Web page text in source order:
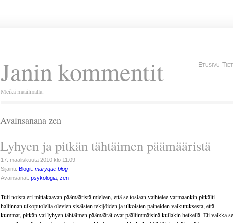
Janin kommentit
Meikä maailmalla.
Etusivu
Avainsanana zen
Lyhyen ja pitkän tähtäimen päämääristä
17. maaliskuuta 2010 klo 11.09
Sijainti: Blogit: maryque blog
Avainsanat: psykologia, zen
Tuli noista eri mittakaavan päämääristä mieleen, että se tosiaan vaihtelee varmaankin pitkälti
hallinnan ulkopuolella olevien sisäisten tekijöiden ja ulkoisten paineiden vaikutuksesta, että
kummat, pitkän vai lyhyen tähtäimen päämäärät ovat päällimmäisinä kullakin hetkellä. Eli vaikka se